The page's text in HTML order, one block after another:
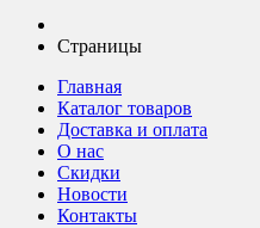
Страницы
Главная
Каталог товаров
Доставка и оплата
О нас
Скидки
Новости
Контакты